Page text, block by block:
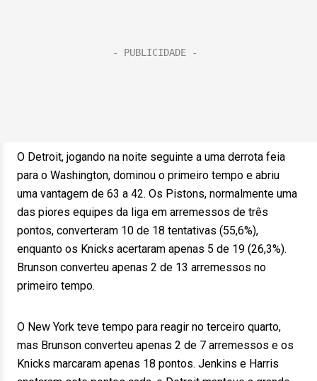
O Detroit, jogando na noite seguinte a uma derrota feia
para o Washington, dominou o primeiro tempo e abriu
uma vantagem de 63 a 42. Os Pistons, normalmente uma
das piores equipes da liga em arremessos de três
pontos, converteram 10 de 18 tentativas (55,6%),
enquanto os Knicks acertaram apenas 5 de 19 (26,3%).
Brunson converteu apenas 2 de 13 arremessos no
primeiro tempo.
O New York teve tempo para reagir no terceiro quarto,
mas Brunson converteu apenas 2 de 7 arremessos e os
Knicks marcaram apenas 18 pontos. Jenkins e Harris